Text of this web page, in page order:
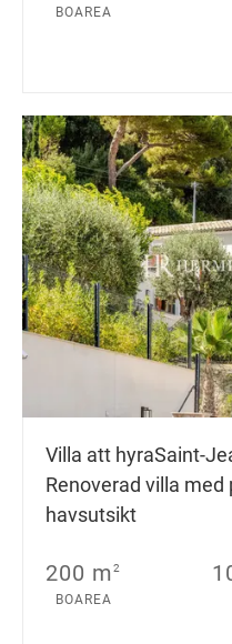
BOAREA
Villa att hyraSaint-
Renoverad villa med
havsutsikt
200 m2
BOAREA